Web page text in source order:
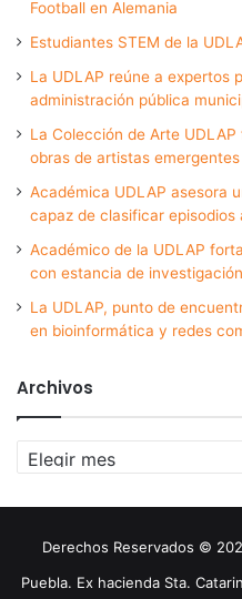
Football en Alemania
Estudiantes STEM de la
La UDLAP reúne a expertos
administración pública
La Colección de Arte
obras de artistas
Académica UDLAP asesora
capaz de clasificar episodios
Académico de la UDLAP
con estancia de
La UDLAP, punto de
en bioinformática y redes
Archivos
Archivos
Derechos Reservados ©
Puebla. Ex hacienda Sta.